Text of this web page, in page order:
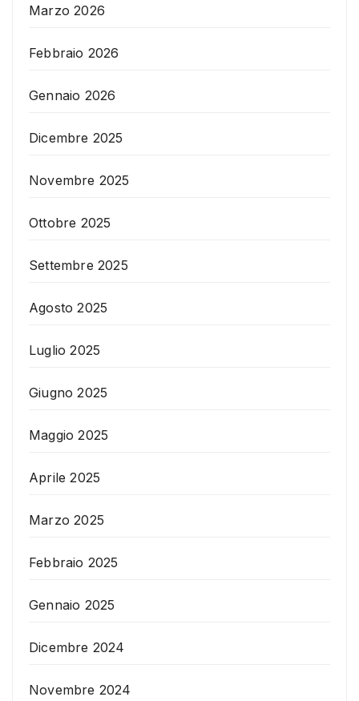
Marzo 2026
Febbraio 2026
Gennaio 2026
Dicembre 2025
Novembre 2025
Ottobre 2025
Settembre 2025
Agosto 2025
Luglio 2025
Giugno 2025
Maggio 2025
Aprile 2025
Marzo 2025
Febbraio 2025
Gennaio 2025
Dicembre 2024
Novembre 2024